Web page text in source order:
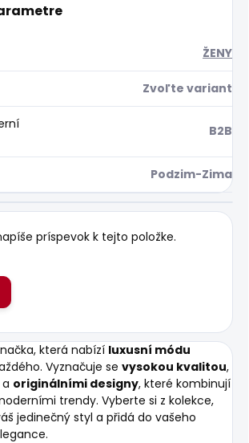
ŽENY
Zvoľte variant
B2B
Podzim-Zima
príspevok k tejto položke.
která nabízí luxusní módu
Vyznačuje se vysokou kvalitou,
originálními designy, které kombinují
trendy. Vyberte si z kolekce,
jedinečný styl a přidá do vašeho